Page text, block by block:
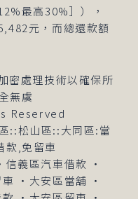
最高30%］），
元，而總還款額
密處理技術以確保所
無虞
Reserved
::松山區::大同區:當
款,免留車
信義區汽車借款
‧
‧ 大安區當舖
‧